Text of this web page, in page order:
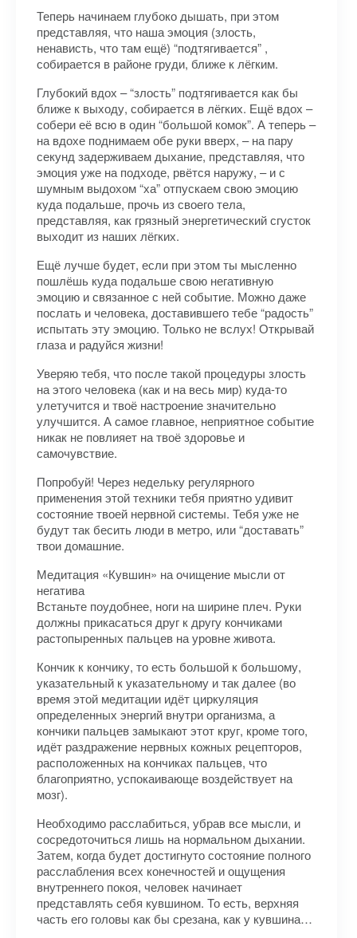
Теперь начинаем глубоко дышать, при этом
представляя, что наша эмоция (злость,
ненависть, что там ещё) “подтягивается” ,
собирается в районе груди, ближе к лёгким.
Глубокий вдох – “злость” подтягивается как бы
ближе к выходу, собирается в лёгких. Ещё вдох –
собери её всю в один “большой комок”. А теперь –
на вдохе поднимаем обе руки вверх, – на пару
секунд задерживаем дыхание, представляя, что
эмоция уже на подходе, рвётся наружу, – и с
шумным выдохом “ха” отпускаем свою эмоцию
куда подальше, прочь из своего тела,
представляя, как грязный энергетический сгусток
выходит из наших лёгких.
Ещё лучше будет, если при этом ты мысленно
пошлёшь куда подальше свою негативную
эмоцию и связанное с ней событие. Можно даже
послать и человека, доставившего тебе “радость”
испытать эту эмоцию. Только не вслух! Открывай
глаза и радуйся жизни!
Уверяю тебя, что после такой процедуры злость
на этого человека (как и на весь мир) куда-то
улетучится и твоё настроение значительно
улучшится. А самое главное, неприятное событие
никак не повлияет на твоё здоровье и
самочувствие.
Попробуй! Через недельку регулярного
применения этой техники тебя приятно удивит
состояние твоей нервной системы. Тебя уже не
будут так бесить люди в метро, или “доставать”
твои домашние.
Медитация «Кувшин» на очищение мысли от
негатива
Встаньте поудобнее, ноги на ширине плеч. Руки
должны прикасаться друг к другу кончиками
растопыренных пальцев на уровне живота.
Кончик к кончику, то есть большой к большому,
указательный к указательному и так далее (во
время этой медитации идёт циркуляция
определенных энергий внутри организма, а
кончики пальцев замыкают этот круг, кроме того,
идёт раздражение нервных кожных рецепторов,
расположенных на кончиках пальцев, что
благоприятно, успокаивающе воздействует на
мозг).
Необходимо расслабиться, убрав все мысли, и
сосредоточиться лишь на нормальном дыхании.
Затем, когда будет достигнуто состояние полного
расслабления всех конечностей и ощущения
внутреннего покоя, человек начинает
представлять себя кувшином. То есть, верхняя
часть его головы как бы срезана, как у кувшина…